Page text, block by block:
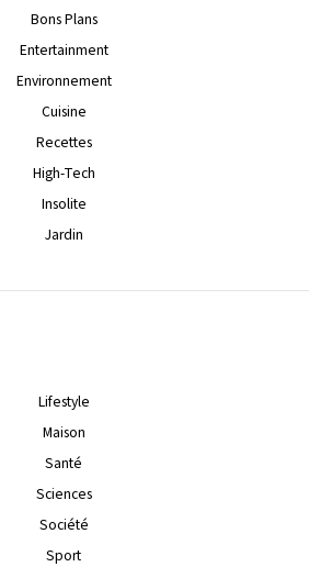
Bons Plans
Entertainment
Environnement
Cuisine
Recettes
High-Tech
Insolite
Jardin
Lifestyle
Maison
Santé
Sciences
Société
Sport